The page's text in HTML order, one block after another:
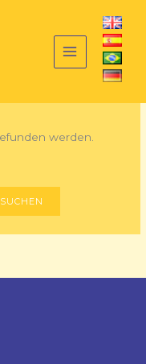
werden.